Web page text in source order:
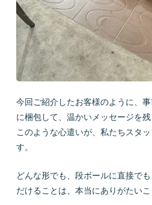
今回ご紹介したお客様のように、
に梱包して、温かいメッセージを残
このような心遣いが、私たちスタ
す。
どんな形でも、段ボールに直接で
だけることは、本当にありがたいこ